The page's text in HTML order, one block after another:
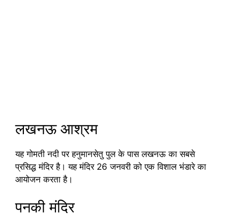
लखनऊ आश्रम
यह गोमती नदी पर हनुमानसेतु पुल के पास लखनऊ का सबसे
प्रसिद्ध मंदिर है। यह मंदिर 26 जनवरी को एक विशाल भंडारे का
आयोजन करता है।
पनकी मंदिर